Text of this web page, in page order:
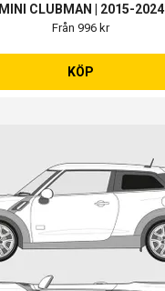
MINI CLUBMAN | 2015-2024
Från 996 kr
KÖP